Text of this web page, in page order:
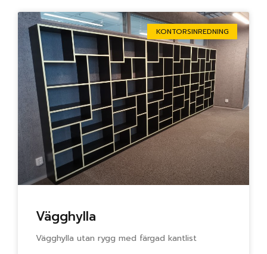
KONTORSINREDNING
Vägghylla
Vägghylla utan rygg med färgad kantlist